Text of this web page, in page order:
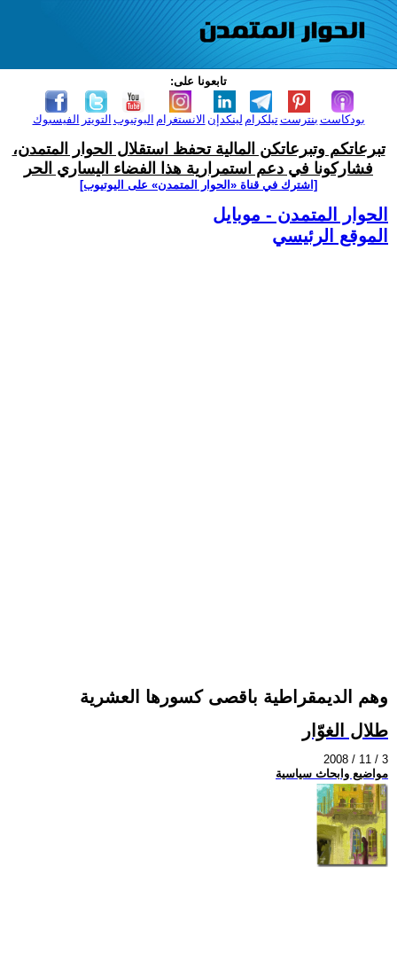
تابعونا على:
الفيسبوك التويتر اليوتيوب الانستغرام لينكدإن تيلكرامبنترست بودكاست
تبرعاتكم وتبرعاتكن المالية تحفظ استقلال الحوار المتمدن،
فشاركونا في دعم استمرارية هذا الفضاء اليساري الحر
[اشترك في قناة ‫«الحوار المتمدن» على اليوتيوب]
الحوار المتمدن - موبايل
الموقع الرئيسي
وهم الديمقراطية باقصى كسورها العشرية
طلال الغوّار
2008 / 11 / 3
مواضيع وابحاث سياسية